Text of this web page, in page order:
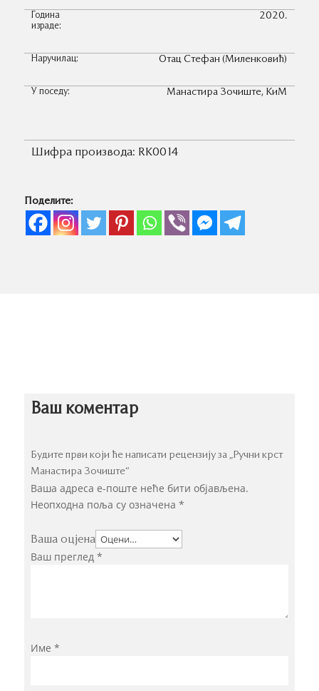
Година
израде:
2020.
Наручилац: Отац Стефан (Миленковић)
У поседу: Манастира Зочиште, КиМ
Шифра производа: RK0014
Поделите:
Ваш коментар
Будите први који ће написати рецензију за „Ручни крст
Манастира Зочиште“
Ваша адреса е-поште неће бити објављена.
Неопходна поља су означена *
Ваша оцјена
Ваш преглед *
Име *